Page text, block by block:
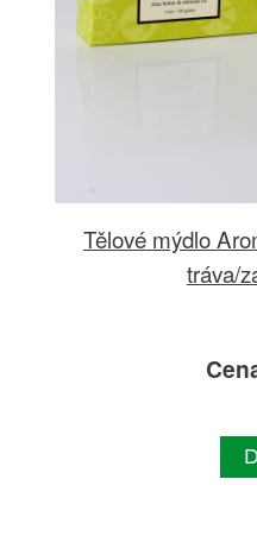
Tělové mýdlo
tráva/